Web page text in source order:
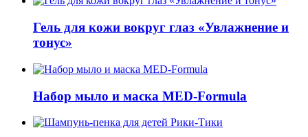
Гель для кожи вокруг глаз «Увлажнение и
тонус»
Набор мыло и маска MED-Formula